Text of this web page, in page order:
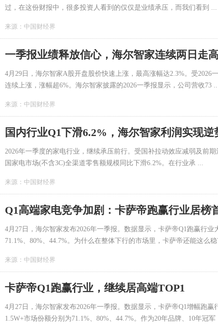
过，在这份财报中，很多投资人看到的仅仅是业绩承压，而我们看到 ...
来源： 中国财经界
一季报业绩释放信心，海尔智家连续两日走
4月29日，海尔智家A股开盘股价快速上涨，最高涨幅达2.3%。受
连续上涨，涨幅超6%。海尔智家披露的2026一季报显示，公司营收73
来源： 中国财经界
国内行业Q1下滑6.2%，海尔智家利润实现逆
2026年一季度的家电行业，继续承压前行。受国补拉动效应减弱及前
国家电市场(不含3C)全渠道零售额规模同比下滑6.2%。在行业承 ...
来源： 中国财经界
Q1高端家电竞争加剧：卡萨帝跑赢行业居榜
4月27日，海尔智家发布2026年一季报。数据显示，卡萨帝Q1跑赢行
71.1%、80%、44.7%。为什么在整体下行的市场里，卡萨帝还能这么稳
来源： 中国财经界
卡萨帝Q1跑赢行业，继续居高端TOP1
4月27日，海尔智家发布2026年一季报。数据显示，卡萨帝Q1增幅跑
1.5W+市场份额分别为71.1%、80%、44.7%。作为20年品牌、10年冠军